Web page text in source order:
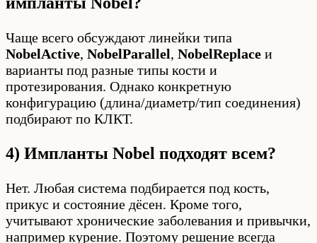
Чаще всего обсуждают линейки типа
NobelActive, NobelParallel, NobelReplace и
варианты под разные типы кости и
протезирования. Однако конкретную
конфигурацию (длина/диаметр/тип соединения)
подбирают по КЛКТ.
4) Импланты Nobel подходят всем?
Нет. Любая система подбирается под кость,
прикус и состояние дёсен. Кроме того,
учитывают хронические заболевания и привычки,
например курение. Поэтому решение всегда